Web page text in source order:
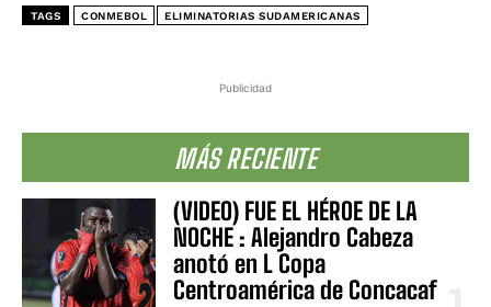
Publicidad
MÁS RECIENTE
(VIDEO) FUE EL HÉROE DE LA
NOCHE : Alejandro Cabeza
anotó en L Copa
Centroamérica de Concacaf
TAGS CONMEBOL ELIMINATORIAS SUDAMERICANAS